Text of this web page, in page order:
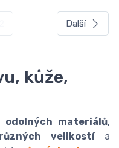
Další
kůže,
odolných materiálů,
různých velikostía